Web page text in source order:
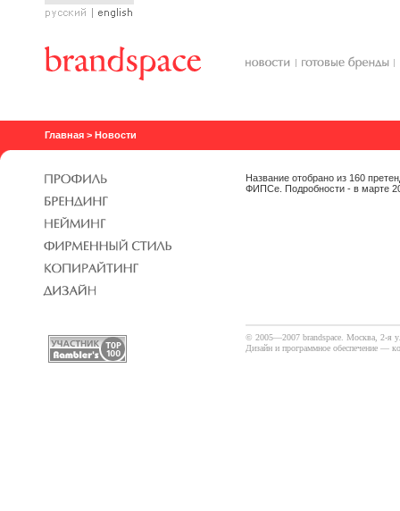
Главная > Новости
Название отобрано из 160
ФИПСе. Подробности - в марте
© 2005—2007 brandspace. Москва, 2-я
Дизайн и программное обеспечение —